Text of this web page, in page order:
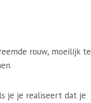
rouw, moeilijk te
je je realiseert dat je